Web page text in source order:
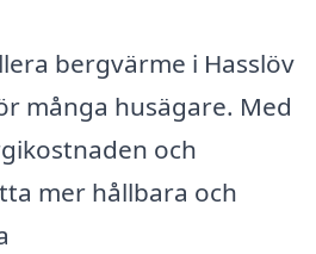
bergvärme i Hasslöv
många husägare. Med
och
mer hållbara och